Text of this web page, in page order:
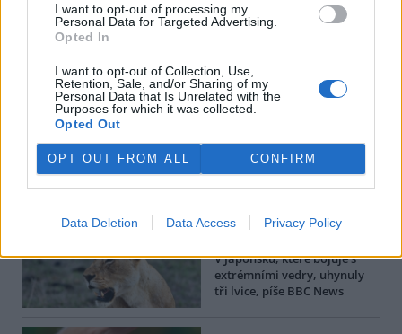
I want to opt-out of processing my
Personal Data for Targeted Advertising.
Opted In
I want to opt-out of Collection, Use,
Retention, Sale, and/or Sharing of my
Personal Data that Is Unrelated with the
Purposes for which it was collected.
Opted Out
OPT OUT FROM ALL CONFIRM
Data Deletion Data Access Privacy Policy
tisknout poslat
BEZK využívá agenturní zpravodajství ČTK, která si vyhrazuje
veškerá práva. Publikování nebo další šíření obsahu ze zdrojů ČTK
je výslovně zakázáno bez předchozího písemného souhlasu ze
strany ČTK.
V Japonsku, které bojuje s
extrémními vedry, uhynuly
tři lvice, píše BBC News